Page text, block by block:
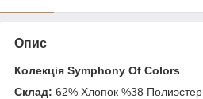
Опис
Колекція Symphony Of Colors
Склад: 62% Хлопок %38 Полиэстер